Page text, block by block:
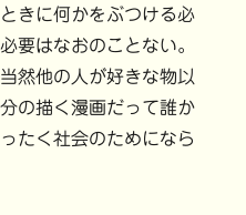
きに何かをぶつける必
要はなおのことない。
然他の人が好きな物以
の描く漫画だって誰か
たく社会のためになら